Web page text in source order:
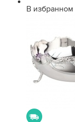
В избранном